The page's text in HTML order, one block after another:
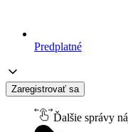
Predplatné
Zaregistrovať sa
Ďalšie správy